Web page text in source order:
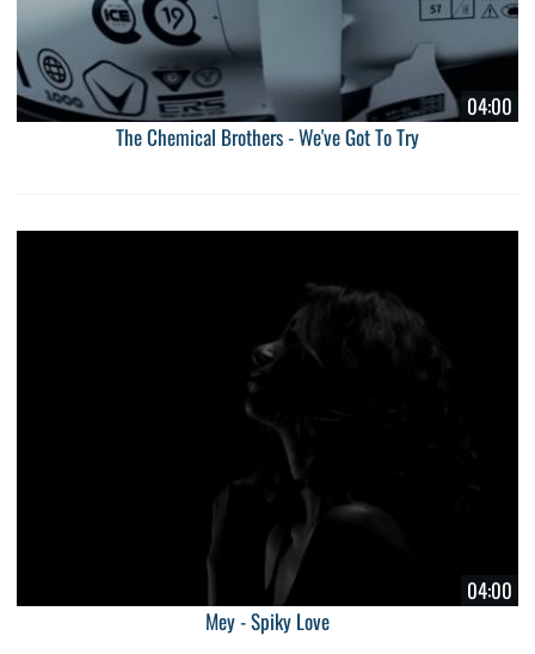
04:00
The Chemical Brothers - We've Got To Try
04:00
Mey - Spiky Love